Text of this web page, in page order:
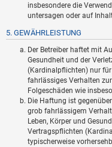
insbesondere die
untersagen oder auf
5. GEWÄHRLEISTUNG
Der Betreiber haftet mit
Gesundheit und der
(Kardinalpflichten) nur
fahrlässiges Verhalten
Folgeschäden wie
Die Haftung ist
grob fahrlässigem
Leben, Körper und
Vertragspflichten
typischerweise